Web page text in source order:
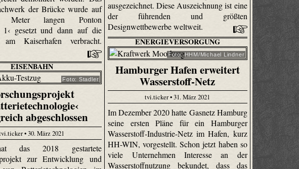
ausgezeichnet. Diese Auszeichnung ist eine
der führenden und größten
Designwettbewerbe weltweit.
der Brücke wurde auf
langen Ponton
1‹ gesetzt und dann auf die
am Kaiserhafen verbracht.
ENERGIEVERSORGUNG
Foto: HHM/Michael Lindner
Hamburger Hafen erweitert
Wasserstoff-Netz
tvi.ticker • 31. März 2021
Im Dezember 2020 hatte Gasnetz Hamburg
seine ersten Pläne für ein Hamburger
Wasserstoff-Industrie-Netz im Hafen, kurz
HH-WIN, vorgestellt. Schon jetzt haben so
viele Unternehmen Interesse an der
Wasserstoffnutzung bekundet, dass das
EISENBAHN
Foto: Stadler
abgeschlossen
• 30. März 2021
das 2018 gestartete
zur Entwicklung und